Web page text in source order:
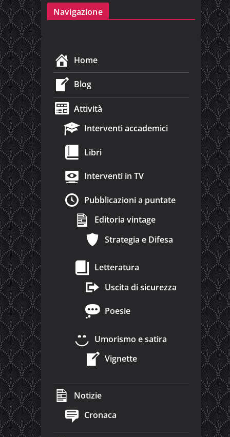
Navigazione
Home
Blog
Attività
Interventi accademici
Libri
Interventi in TV
Pubblicazioni a puntate
Editoria vintage
Strategia e Difesa
Letteratura
Uscita di sicurezza
Poesie
Umorismo e satira
Vignette
Notizie
Cronaca